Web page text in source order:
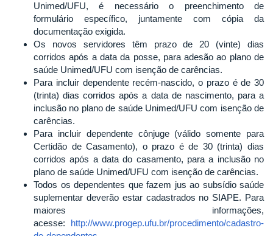
Unimed/UFU, é necessário o preenchimento de
formulário específico, juntamente com cópia da
documentação exigida.
Os novos servidores têm prazo de 20 (vinte) dias
corridos após a data da posse, para adesão ao plano de
saúde Unimed/UFU com isenção de carências.
Para incluir dependente recém-nascido, o prazo é de 30
(trinta) dias corridos após a data de nascimento, para a
inclusão no plano de saúde Unimed/UFU com isenção de
carências.
Para incluir dependente cônjuge (válido somente para
Certidão de Casamento), o prazo é de 30 (trinta) dias
corridos após a data do casamento, para a inclusão no
plano de saúde Unimed/UFU com isenção de carências.
Todos os dependentes que fazem jus ao subsídio saúde
suplementar deverão estar cadastrados no SIAPE. Para
maiores informações,
acesse: http://www.progep.ufu.br/procedimento/cadastro-